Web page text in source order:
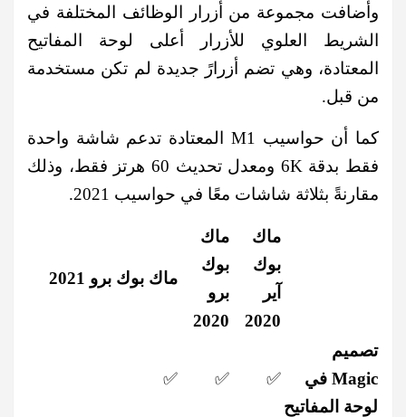
وأضافت مجموعة من أزرار الوظائف المختلفة في
الشريط العلوي للأزرار أعلى لوحة المفاتيح
المعتادة، وهي تضم أزرارً جديدة لم تكن مستخدمة
من قبل.
كما أن حواسيب M1 المعتادة تدعم شاشة واحدة
فقط بدقة 6K ومعدل تحديث 60 هرتز فقط، وذلك
مقارنةً بثلاثة شاشات معًا في حواسيب 2021.
ماك
بوك
آير
2020
ماك
بوك
برو
2020
ماك بوك برو 2021
تصميم
Magic في
لوحة المفاتيح
✅
✅
✅